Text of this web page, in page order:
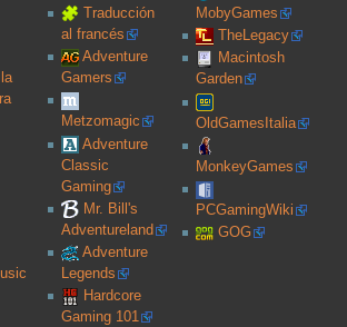
Traducción
al francés
Adventure
Gamers
Metzomagic
Adventure
Classic
Gaming
Mr. Bill's
Adventureland
Adventure
Legends
Hardcore
Gaming 101
MobyGames
TheLegacy
Macintosh
Garden
OldGamesItalia
MonkeyGames
PCGamingWiki
GOG